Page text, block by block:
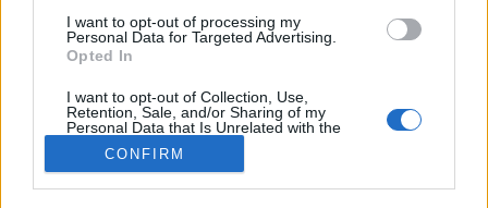
I want to opt-out of processing my
Personal Data for Targeted Advertising.
Opted In
I want to opt-out of Collection, Use,
Retention, Sale, and/or Sharing of my
Personal Data that Is Unrelated with the
Purposes for which it was collected.
Opted Out
CONFIRM